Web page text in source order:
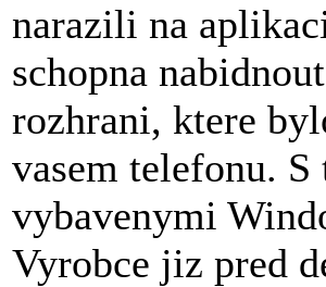
narazili na
schopna
rozhrani, ktere
vasem telefonu.
vybavenymi
Vyrobce jiz pred